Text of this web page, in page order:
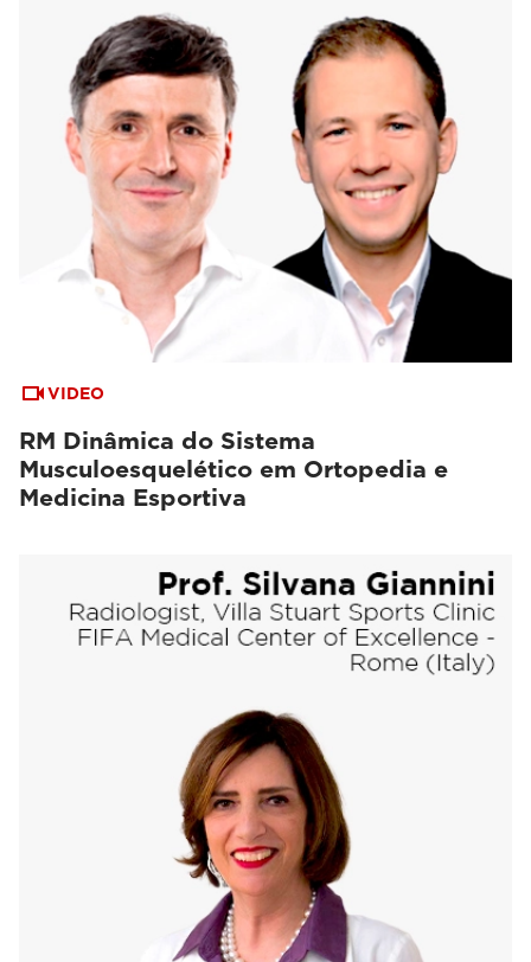
VIDEO
RM Dinâmica do Sistema
Musculoesquelético em Ortopedia e
Medicina Esportiva